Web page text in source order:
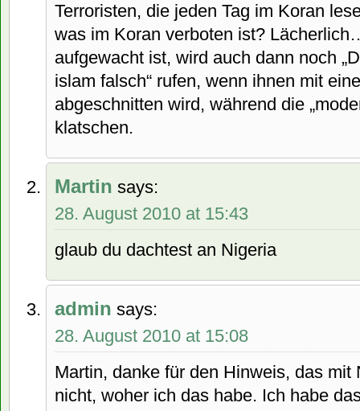
Terroristen, die jeden Tag im Koran
was im Koran verboten ist?
aufgewacht ist, wird auch dann noch
islam falsch“ rufen, wenn ihnen mit
abgeschnitten wird, während die
klatschen.
Martin says:
28. August 2010 at 15:43
glaub du dachtest an Nigeria
admin says:
28. August 2010 at 15:08
Martin, danke für den Hinweis, das
nicht, woher ich das habe. Ich habe